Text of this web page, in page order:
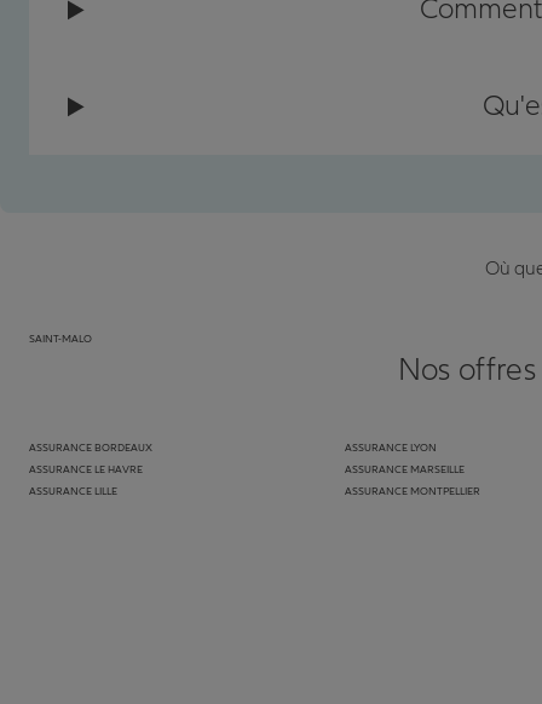
Où
SAINT-MALO
Nos
ASSURANCE BORDEAUX
ASSURANCE LE HAVRE
ASSURANCE LILLE
ASSURANCE LYON
ASSURANCE MARSEILLE
ASSURANCE MONTPELLIER